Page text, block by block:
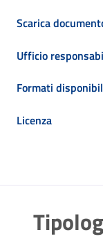
Scarica
Ufficio
Formati
Licenza